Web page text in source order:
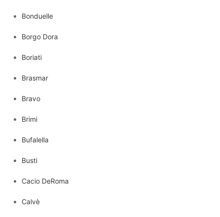
Bonduelle
Borgo Dora
Boriati
Brasmar
Bravo
Brimi
Bufalella
Busti
Cacio DeRoma
Calvè